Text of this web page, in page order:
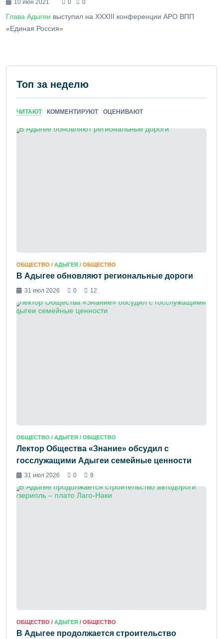
10 июн 2021 0 0
Глава Адыгеи выступил на XXXIII конференции АРО ВПП
«Единая Россия»
Топ за неделю
ЧИТАЮТ КОММЕНТИРУЮТ ОЦЕНИВАЮТ
ОБЩЕСТВО / АДЫГЕЯ / ОБЩЕСТВО
В Адыгее обновляют региональные дороги
31 июл 2026 0 12
ОБЩЕСТВО / АДЫГЕЯ / ОБЩЕСТВО
Лектор Общества «Знание» обсудил с
госслужащими Адыгеи семейные ценности
31 июл 2026 0 9
ОБЩЕСТВО / АДЫГЕЯ / ОБЩЕСТВО
В Адыгее продолжается строительство